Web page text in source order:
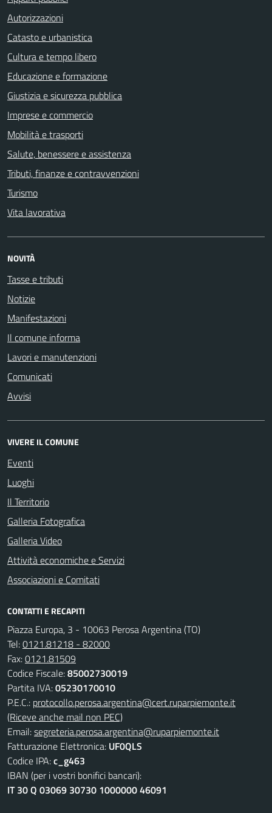
Autorizzazioni
Catasto e urbanistica
Cultura e tempo libero
Educazione e formazione
Giustizia e sicurezza pubblica
Imprese e commercio
Mobilità e trasporti
Salute, benessere e assistenza
Tributi, finanze e contravvenzioni
Turismo
Vita lavorativa
NOVITÀ
Tasse e tributi
Notizie
Manifestazioni
Il comune informa
Lavori e manutenzioni
Comunicati
Avvisi
VIVERE IL COMUNE
Eventi
Luoghi
Il Territorio
Galleria Fotografica
Galleria Video
Attività economiche e Servizi
Associazioni e Comitati
CONTATTI E RECAPITI
Piazza Europa, 3 - 10063 Perosa Argentina (TO)
Tel:0121.81218 - 82000
Fax:0121.81509
Codice Fiscale:85002730019
Partita IVA:05230170010
P.E.C.: protocollo.perosa.argentina@cert.ruparpiemonte.it
(Riceve anche mail non PEC)
Email:segreteria.perosa.argentina@ruparpiemonte.it
Fatturazione Elettronica: UF0QLS
Codice IPA:c_g463
IBAN (per i vostri bonifici bancari):
IT 30 Q 03069 30730 1000000 46091